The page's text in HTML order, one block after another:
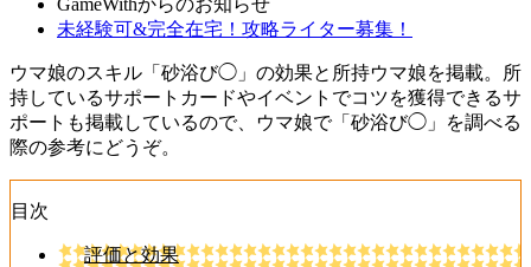
未経験可&完全在宅！攻略ライター募集！
ウマ娘のスキル「砂浴び◯」の効果と所持ウマ娘を掲載。所
持しているサポートカードやイベントでコツを獲得できるサ
ポートも掲載しているので、ウマ娘で「砂浴び◯」を調べる
際の参考にどうぞ。
目次
評価と効果